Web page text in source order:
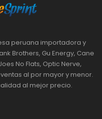
peruana importadora y
Brothers, Gu Energy, Cane
No Flats, Optic Nerve,
al por mayor y menor.
al mejor precio.